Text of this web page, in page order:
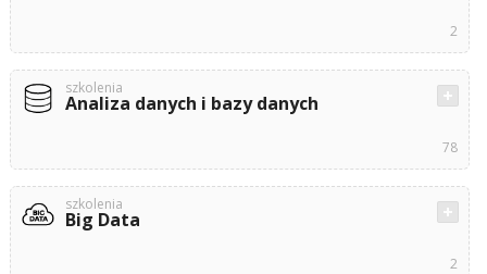
2
szkolenia
Analiza danych i bazy danych
78
szkolenia
Big Data
2